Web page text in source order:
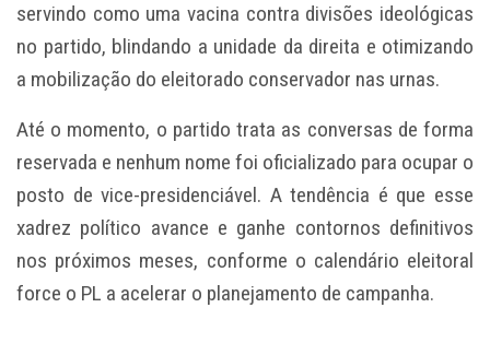
servindo como uma vacina contra divisões ideológicas
no partido, blindando a unidade da direita e otimizando
a mobilização do eleitorado conservador nas urnas.
Até o momento, o partido trata as conversas de forma
reservada e nenhum nome foi oficializado para ocupar o
posto de vice-presidenciável. A tendência é que esse
xadrez político avance e ganhe contornos definitivos
nos próximos meses, conforme o calendário eleitoral
force o PL a acelerar o planejamento de campanha.